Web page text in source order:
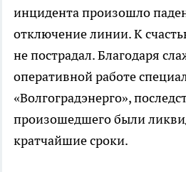
инцидента произошло
отключение линии. К
не пострадал. Благодаря
оперативной работе
«Волгоградэнерго»,
произошедшего были
кратчайшие сроки.